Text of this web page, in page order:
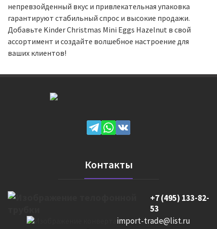
непревзойденный вкус и привлекательная упаковка
гарантируют стабильный спрос и высокие продажи.
Добавьте Kinder Christmas Mini Eggs Hazelnut в свой
ассортимент и создайте волшебное настроение для
ваших клиентов!
Контакты
+7 (495) 133-82-
53
import-trade@list.ru